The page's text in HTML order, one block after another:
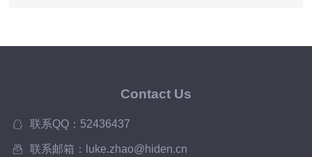
Contact Us
联系QQ：52436437
联系邮箱：luke.zhao@hiden.cn